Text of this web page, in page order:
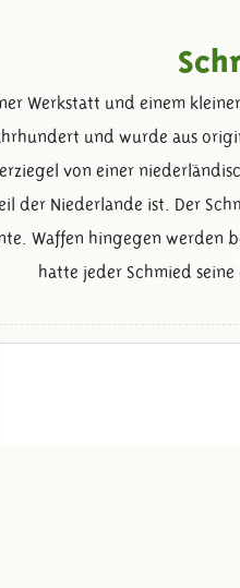
Werkstatt und einem
und wurde aus
von einer
der Niederlande ist. Der
Waffen hingegen werden
hatte jeder Schmied